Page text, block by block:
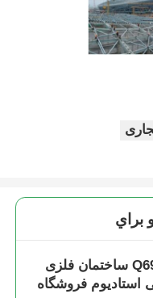
براي
پیش‌ساخته Q690 ساختمان فلزی
استادیوم فروشگاه